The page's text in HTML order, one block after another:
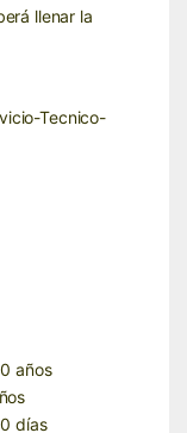
llenar la
Tecnico-
años
días